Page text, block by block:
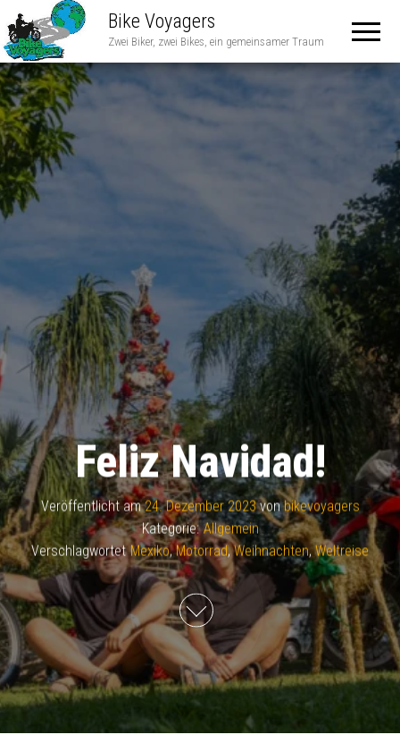
Bike Voyagers
Zwei Biker, zwei Bikes, ein gemeinsamer Traum
Feliz Navidad!
Veröffentlicht am24. Dezember 2023vonbikevoyagers
Kategorie: Allgemein
Verschlagwortet Mexiko,Motorrad,Weihnachten,Weltreise